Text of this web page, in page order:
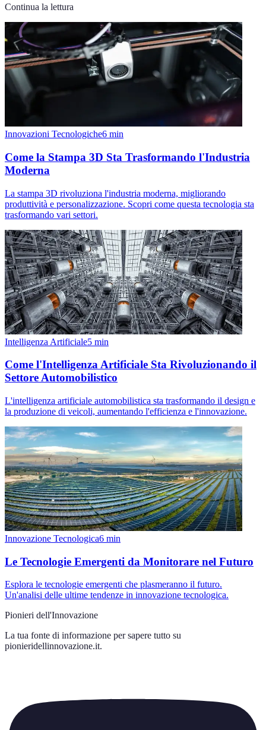
Continua la lettura
Innovazioni Tecnologiche6 min
Come la Stampa 3D Sta Trasformando l'Industria
Moderna
La stampa 3D rivoluziona l'industria moderna, migliorando
produttività e personalizzazione. Scopri come questa tecnologia sta
trasformando vari settori.
Intelligenza Artificiale5 min
Come l'Intelligenza Artificiale Sta Rivoluzionando il
Settore Automobilistico
L'intelligenza artificiale automobilistica sta trasformando il design e
la produzione di veicoli, aumentando l'efficienza e l'innovazione.
Innovazione Tecnologica6 min
Le Tecnologie Emergenti da Monitorare nel Futuro
Esplora le tecnologie emergenti che plasmeranno il futuro.
Un'analisi delle ultime tendenze in innovazione tecnologica.
Pionieri dell'Innovazione
La tua fonte di informazione per sapere tutto su
pionieridellinnovazione.it.